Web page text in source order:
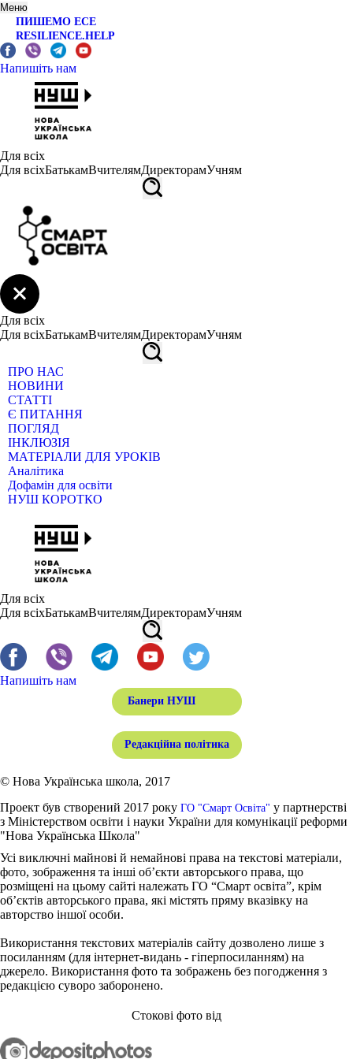
Меню
ПИШЕМО ЕСЕ
RESILIENCE.HELP
Напишіть нам
Для всіх
Для всіхБатькамВчителямДиректорамУчням
Для всіх
Для всіхБатькамВчителямДиректорамУчням
ПРО НАС
НОВИНИ
СТАТТІ
Є ПИТАННЯ
ПОГЛЯД
ІНКЛЮЗІЯ
МАТЕРІАЛИ ДЛЯ УРОКІВ
Аналітика
Дофамін для освіти
НУШ КОРОТКО
Для всіх
Для всіхБатькамВчителямДиректорамУчням
Напишіть нам
Банери НУШ
Редакційна політика
© Нова Українська школа, 2017
Проект був створений 2017 року ГО "Смарт Освіта" у партнерстві
з Міністерством освіти і науки України для комунікації реформи
"Нова Українська Школа"
Усі виключні майнові й немайнові права на текстові матеріали,
фото, зображення та інші об’єкти авторського права, що
розміщені на цьому сайті належать ГО “Смарт освіта”, крім
об’єктів авторського права, які містять пряму вказівку на
авторство іншої особи.
Використання текстових матеріалів сайту дозволено лише з
посиланням (для інтернет-видань - гіперпосиланням) на
джерело. Використання фото та зображень без погодження з
редакцією суворо заборонено.
Стокові фото від